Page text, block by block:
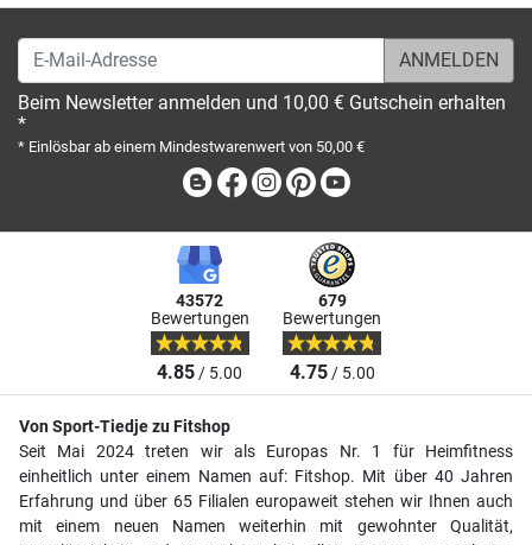
E-Mail-Adresse
Beim Newsletter anmelden und 10,00 € Gutschein erhalten
*
* Einlösbar ab einem Mindestwarenwert von 50,00 €
BlogFacebook
Instagram
Pinterest
43572
Bewertungen
4.85/ 5.00
679
Bewertungen
4.75/ 5.00
Von Sport-Tiedje zu Fitshop
Seit Mai 2024 treten wir als Europas Nr. 1 für Heimfitness
einheitlich unter einem Namen auf: Fitshop. Mit über 40 Jahren
Erfahrung und über 65 Filialen europaweit stehen wir Ihnen auch
mit einem neuen Namen weiterhin mit gewohnter Qualität,